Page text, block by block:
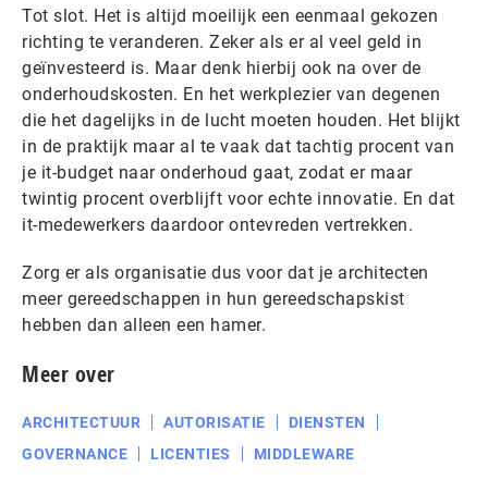
Tot slot. Het is altijd moeilijk een eenmaal gekozen
richting te veranderen. Zeker als er al veel geld in
geïnvesteerd is. Maar denk hierbij ook na over de
onderhoudskosten. En het werkplezier van degenen
die het dagelijks in de lucht moeten houden. Het blijkt
in de praktijk maar al te vaak dat tachtig procent van
je it-budget naar onderhoud gaat, zodat er maar
twintig procent overblijft voor echte innovatie. En dat
it-medewerkers daardoor ontevreden vertrekken.
Zorg er als organisatie dus voor dat je architecten
meer gereedschappen in hun gereedschapskist
hebben dan alleen een hamer.
Meer over
ARCHITECTUUR AUTORISATIE
DIENSTEN
GOVERNANCE
LICENTIES MIDDLEWARE